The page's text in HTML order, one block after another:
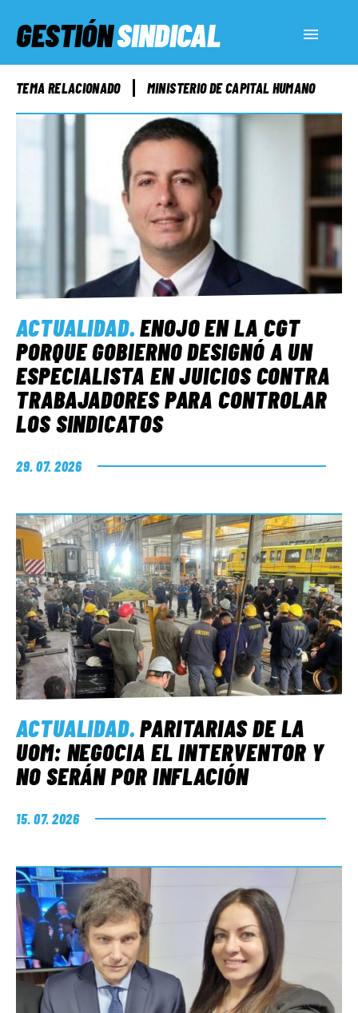
GESTIÓNSINDICAL
ACTUALIDAD
SERVICIOS SOCIALES
INFORMES ESPECIALES
FUERA DE MEGÁFONO
EL LADO «G»
TEMA RELACIONADO MINISTERIO DE CAPITAL HUMANO
ACTUALIDAD.ENOJO EN LA CGT
PORQUE GOBIERNO DESIGNÓ A UN
ESPECIALISTA EN JUICIOS CONTRA
TRABAJADORES PARA CONTROLAR
LOS SINDICATOS
29. 07. 2026
ACTUALIDAD.PARITARIAS DE LA
UOM: NEGOCIA EL INTERVENTOR Y
NO SERÁN POR INFLACIÓN
15. 07. 2026